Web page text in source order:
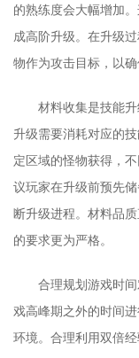
的熟练度会大幅增加
成高阶升级。在升级
物作为攻击目标，以确
材料收集是技能
升级需要消耗对应的
定区域的怪物获得，
议玩家在升级前预先
断升级进程。材料品
的要求更为严格。
合理规划游戏时
戏高峰期之外的时间
环境。合理利用双倍